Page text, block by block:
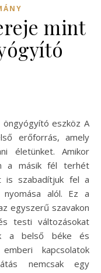
mint
erőforrás, amely
életünket. Amikor
a másik fél terhét
is szabadítjuk fel a
alól. Ez a
egyszerű szavakon
testi változásokat
a belső béke és
kapcsolatok
nemcsak egy